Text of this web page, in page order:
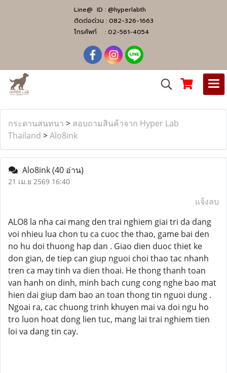
Line@ ID : @hyperlabth
ติดต่อด่วน : 082-326-1663
โทรศัพท์ : 02-561-4054
กระดานสนทนา > สอบถามสินค้าจาก Hyper Lab
Thailand >Alo8ink
Alo8ink(40 อ่าน)
21 เม.ย 2569 16:40
แจ้งลบ
ALO8 la nha cai mang den trai nghiem giai tri da dang
voi nhieu lua chon tu ca cuoc the thao, game bai den
no hu doi thuong hap dan . Giao dien duoc thiet ke
don gian, de tiep can giup nguoi choi thao tac nhanh
tren ca may tinh va dien thoai. He thong thanh toan
van hanh on dinh, minh bach cung cong nghe bao mat
hien dai giup dam bao an toan thong tin nguoi dung .
Ngoai ra, cac chuong trinh khuyen mai va doi ngu ho
tro luon hoat dong lien tuc, mang lai trai nghiem tien
loi va dang tin cay.